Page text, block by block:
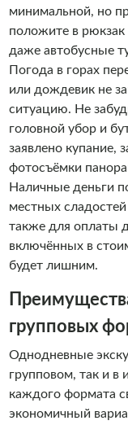
минимальной, но
положите в
даже автобусные
Погода в горах
или дождевик не
ситуацию. Не
головной убор и
заявлено купание,
фотосъёмки
Наличные деньги
местных
также для оплаты
включённых в
будет лишним.
групповых
Однодневные
групповом, так и в
каждого формата
экономичный